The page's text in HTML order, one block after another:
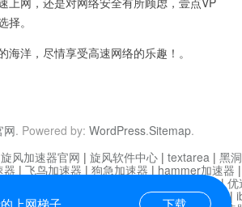
择。
洋，尽情享受高速网络的乐趣！。
网. Powered by: WordPress.Sitemap.
上网梯子 下载
旋风加速器官网 | 旋风软件中心 | textarea | 黑
器 | 飞鸟加速器 | 狗急加速器 | hammer加速器
迷雾通|优
速 |falemon 快橙加速器|anycast加速器 |